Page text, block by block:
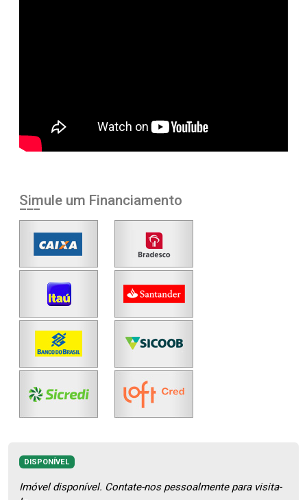
Simule um Financiamento
DISPONÍVEL
Imóvel disponível. Contate-nos pessoalmente para visita-